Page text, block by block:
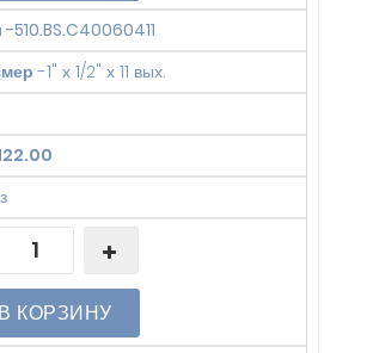
-510.BS.C40060411
-1" х 1/2" х 11 вых.
В КОРЗИНУ